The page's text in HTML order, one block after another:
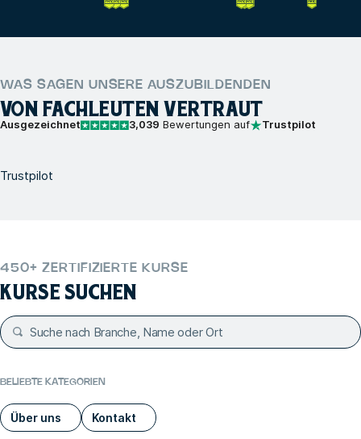
WAS SAGEN UNSERE AUSZUBILDENDEN
VON FACHLEUTEN VERTRAUT
Ausgezeichnet 3,039 Bewertungen auf Trustpilot
Trustpilot
450+ ZERTIFIZIERTE KURSE
KURSE SUCHEN
BELIEBTE KATEGORIEN
Über uns Kontakt